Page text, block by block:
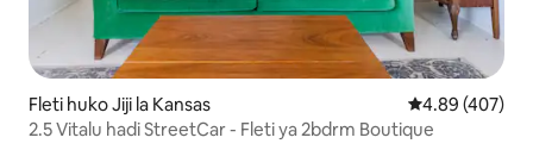
Fleti huko Jiji la Kansas Ukadiriaji wa
4.89 (407)
2.5 Vitalu hadi StreetCar - Fleti ya 2bdrm Boutique